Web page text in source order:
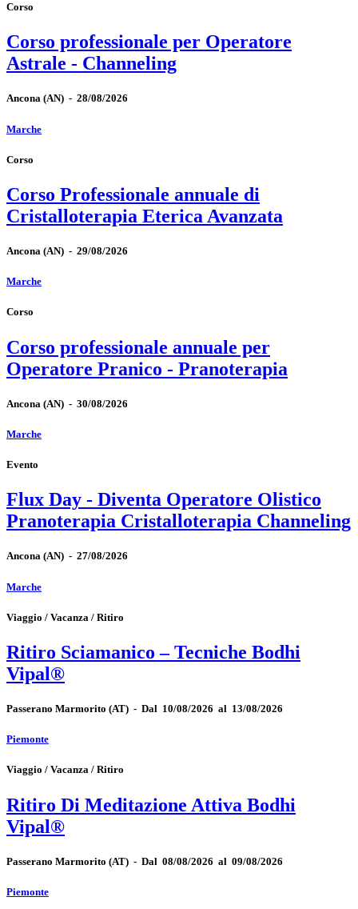
Corso
Corso professionale per Operatore
Astrale - Channeling
Ancona (AN) - 28/08/2026
Marche
Corso
Corso Professionale annuale di
Cristalloterapia Eterica Avanzata
Ancona (AN) - 29/08/2026
Marche
Corso
Corso professionale annuale per
Operatore Pranico - Pranoterapia
Ancona (AN) - 30/08/2026
Marche
Evento
Flux Day - Diventa Operatore Olistico
Pranoterapia Cristalloterapia Channeling
Ancona (AN) - 27/08/2026
Marche
Viaggio / Vacanza / Ritiro
Ritiro Sciamanico – Tecniche Bodhi
Vipal®
Passerano Marmorito (AT) - Dal 10/08/2026 al 13/08/2026
Piemonte
Viaggio / Vacanza / Ritiro
Ritiro Di Meditazione Attiva Bodhi
Vipal®
Passerano Marmorito (AT) - Dal 08/08/2026 al 09/08/2026
Piemonte